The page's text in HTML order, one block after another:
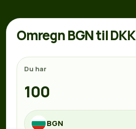
Omregn BGN til DKK
Du har
BGN